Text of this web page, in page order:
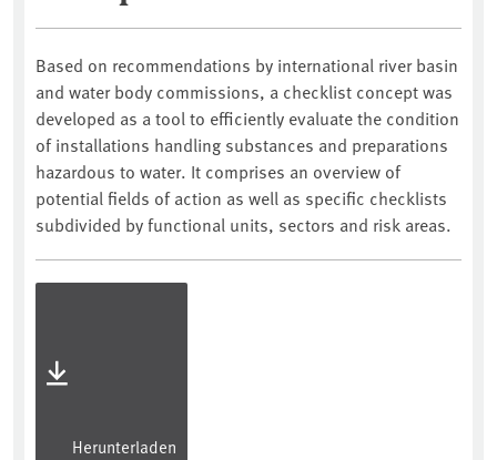
Based on recommendations by international river basin
and water body commissions, a checklist concept was
developed as a tool to efficiently evaluate the condition
of installations handling substances and preparations
hazardous to water. It comprises an overview of
potential fields of action as well as specific checklists
subdivided by functional units, sectors and risk areas.
Herunterladen